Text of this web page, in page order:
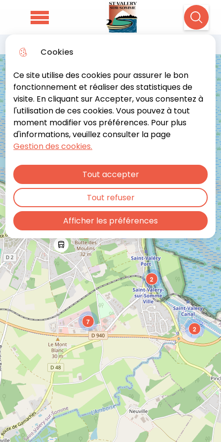
Cookies
Ce site utilise des cookies pour assurer le bon
fonctionnement et réaliser des statistiques de
visite. En cliquant sur Accepter, vous consentez à
l'utilisation de ces cookies. Vous pouvez à tout
moment modifier vos préférences. Pour plus
d'informations, veuillez consulter la page
Gestion des cookies.
Afficher les préférences
Tout accepter
Tout refuser
Aller
au
Aller au
contenu
principal
Consulter
le plan du
site
Menu principal
2
7
2
19
−
80230 Saint Valery sur Somme
Horaires d'ouverture
Du lundi au vendredi 9h - 12h / 14h - 17h
Le samedi 9h - 12h
Contact
Standard : 03 22 60 82 16
Voir tous les services
Nous écrire
Mentions légales
Modalités relatives aux cookies
Plan du site
Politique de confidentialité
Autres liens utiles
Office de Tourisme de la Baie de Somme
Communauté d'Agglomération de la Baie de Somme
Suivez-nous
facebook